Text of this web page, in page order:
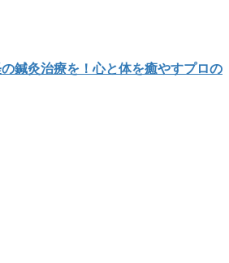
鍼灸治療を！心と体を癒やすプロの